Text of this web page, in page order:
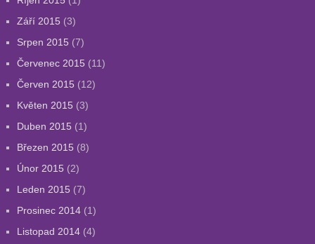
Září 2015 (3)
Srpen 2015 (7)
Červenec 2015 (11)
Červen 2015 (12)
Květen 2015 (3)
Duben 2015 (1)
Březen 2015 (8)
Únor 2015 (2)
Leden 2015 (7)
Prosinec 2014(1)
Listopad 2014(4)